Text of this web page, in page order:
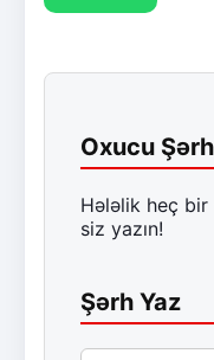
Oxucu
Hələlik heç bir
siz yazın!
Şərh Yaz